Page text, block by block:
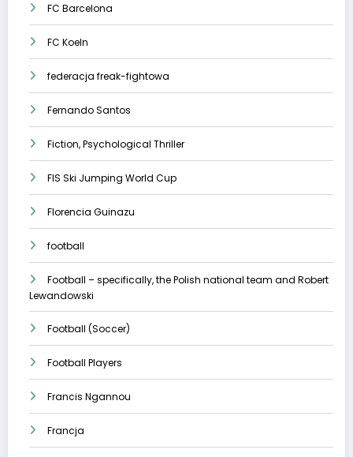
FC Barcelona
FC Koeln
federacja freak-fightowa
Fernando Santos
Fiction, Psychological Thriller
FIS Ski Jumping World Cup
Florencia Guinazu
football
Football – specifically, the Polish national team and Robert
Lewandowski
Football (Soccer)
Football Players
Francis Ngannou
Francja